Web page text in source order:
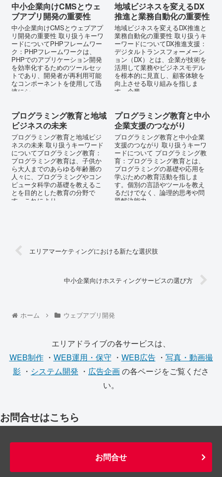
中小企業向けCMSとウェ
ブアプリ開発の重要性
中小企業向けCMSとウェブアプ
リ開発の重要性 取り扱うキーワ
ードについてPHPフレームワー
ク：PHPフレームワークは、
PHPでのアプリケーション開発
を効率化するためのツールセッ
トであり、開発者が再利用可能
なコンポーネントを使用して迅
速にシ...
地域ビジネスを変えるDX
推進と業務自動化の重要性
地域ビジネスを変えるDX推進と
業務自動化の重要性 取り扱うキ
ーワードについてDX推進支援：
デジタルトランスフォーメーシ
ョン（DX）とは、企業が技術を
活用して業務やビジネスモデル
を根本的に見直し、顧客体験を
向上させる取り組みを指しま
す。企業...
プログラミング教育と地域
ビジネスの未来
プログラミング教育と地域ビジ
ネスの未来 取り扱うキーワード
についてプログラミング教育：
プログラミング教育は、子供か
ら大人までのあらゆる年齢層の
人々に、プログラミングやコン
ピュータ科学の基礎を教えるこ
とを目的とした教育の分野で
す。これにより...
プログラミング教育と中小
企業支援のつながり
プログラミング教育と中小企業
支援のつながり 取り扱うキーワ
ードについて プログラミング教
育：プログラミング教育とは、
プログラミングの基礎や応用を
学ぶための教育活動を指しま
す。個別の言語やツールを教え
るだけでなく、論理的思考や問
題解決能力...
エリアマーケティングにおける新たな選択肢
中小企業向けホスティングサービスの選び方
ホーム ウェブアプリ開発
エリアドライブの各サービスは、
WEB制作・ WEB運用・保守 ・ WEB広告・ 写真・動画撮
影 ・ システム開発 ・ 広告企画の各ページをご覧くださ
い。
お問合せはこちら
お問合せ